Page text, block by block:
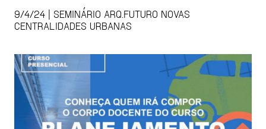
9/4/24 | SEMINÁRIO ARQ.FUTURO NOVAS
CENTRALIDADES URBANAS